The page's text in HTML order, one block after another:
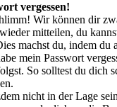
vergessen!
Wir können dir
mitteilen, du
machst du, indem du
mein Passwort
So solltest du dich
nicht in der Lage